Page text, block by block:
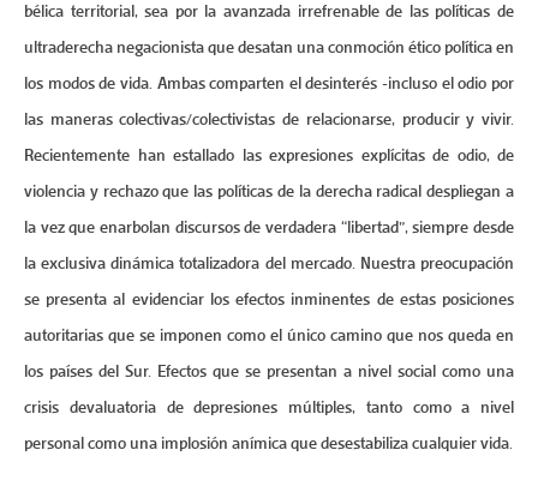
bélica territorial, sea por la avanzada irrefrenable de las políticas de
ultraderecha negacionista que desatan una conmoción ético política en
los modos de vida. Ambas comparten el desinterés -incluso el odio por
las maneras colectivas/colectivistas de relacionarse, producir y vivir.
Recientemente han estallado las expresiones explícitas de odio, de
violencia y rechazo que las políticas de la derecha radical despliegan a
la vez que enarbolan discursos de verdadera “libertad”, siempre desde
la exclusiva dinámica totalizadora del mercado. Nuestra preocupación
se presenta al evidenciar los efectos inminentes de estas posiciones
autoritarias que se imponen como el único camino que nos queda en
los países del Sur. Efectos que se presentan a nivel social como una
crisis devaluatoria de depresiones múltiples, tanto como a nivel
personal como una implosión anímica que desestabiliza cualquier vida.